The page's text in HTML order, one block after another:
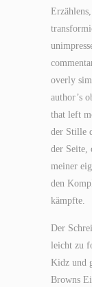
overly
author’s
that left
der Stille
der Seite,
meiner
den
kämpfte.
Der
leicht zu
Kidz und
Browns